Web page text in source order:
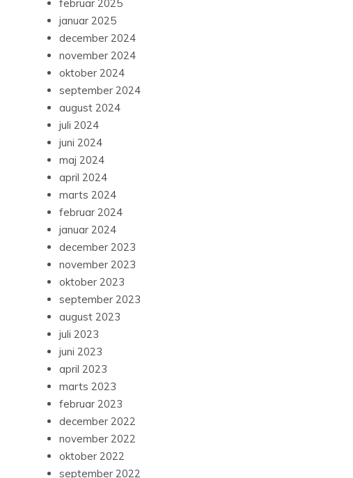
februar 2025
januar 2025
december 2024
november 2024
oktober 2024
september 2024
august 2024
juli 2024
juni 2024
maj 2024
april 2024
marts 2024
februar 2024
januar 2024
december 2023
november 2023
oktober 2023
september 2023
august 2023
juli 2023
juni 2023
april 2023
marts 2023
februar 2023
december 2022
november 2022
oktober 2022
september 2022